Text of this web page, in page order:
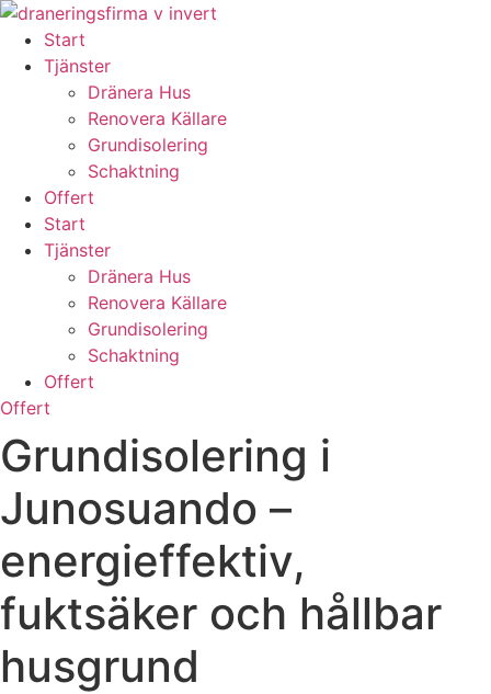
Skip
content
Start
Tjänster
Dränera Hus
Renovera Källare
Grundisolering
Schaktning
Offert
Start
Tjänster
Dränera Hus
Renovera Källare
Grundisolering
Schaktning
Offert
Offert
Grundisolering i
Junosuando –
energieffektiv,
fuktsäker och hållbar
husgrund